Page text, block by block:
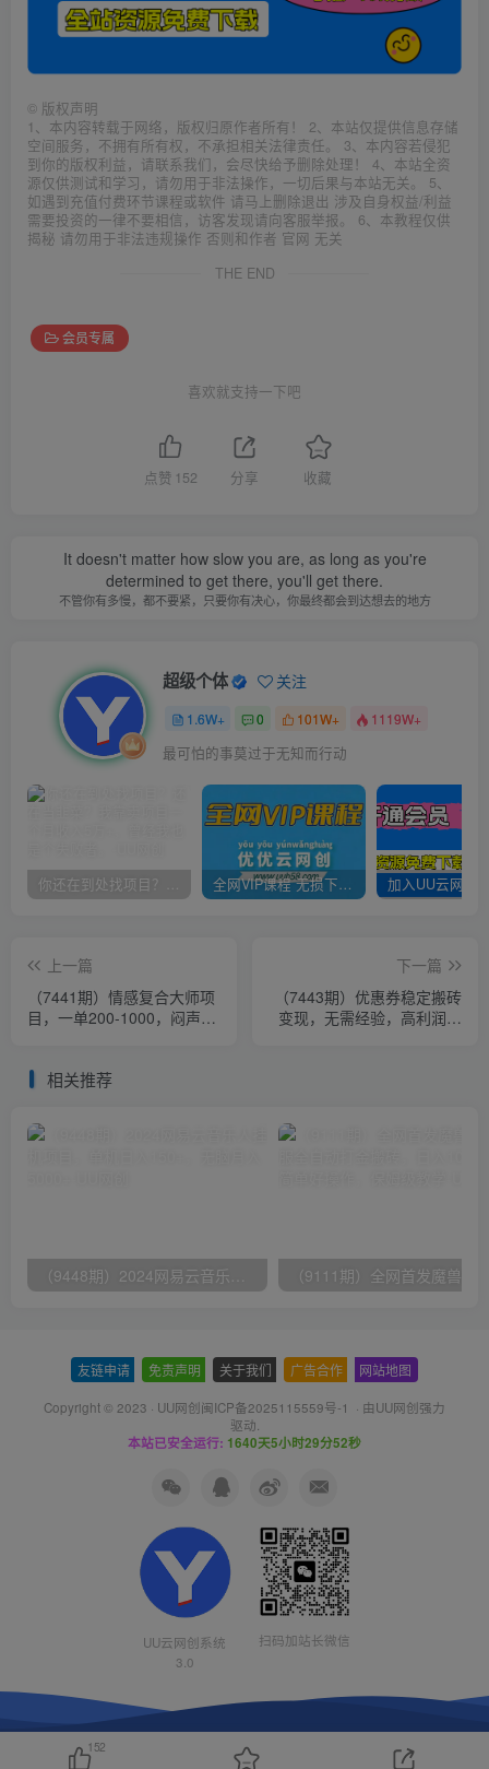
© 版权声明
1、本内容转载于网络，版权归原作者所有！ 2、本站仅提供信息存储
空间服务，不拥有所有权，不承担相关法律责任。 3、本内容若侵犯
到你的版权利益，请联系我们，会尽快给予删除处理！ 4、本站全资
源仅供测试和学习，请勿用于非法操作，一切后果与本站无关。 5、
如遇到充值付费环节课程或软件 请马上删除退出 涉及自身权益/利益
需要投资的一律不要相信，访客发现请向客服举报。 6、本教程仅供
揭秘 请勿用于非法违规操作 否则和作者 官网 无关
THE END
会员专属
喜欢就支持一下吧
点赞 152 分享 收藏
It doesn't matter how slow you are, as long as you're
determined to get there, you'll get there.
不管你有多慢，都不要紧，只要你有决心，你最终都会到达想去的地方
超级个体 关注
1.6W+ 0 101W+ 1119W+
最可怕的事莫过于无知而行动
你还在到处找项目？还在当韭菜？我靠卖项目一个月收入5万+，曾经我也是个失败者。 全网VIP课程 无损下载~
上一篇
（7441期）情感复合大师项
目，一单200-1000，闷声发
下一篇
（7443期）优惠券稳定搬砖
变现，无需经验，高利润，
相关推荐
友链申请 免责声明 关于我们 广告合作 网站地图
Copyright © 2023 · UU网创闽ICP备2025115559号-1 · 由UU网创强力
驱动.
本站已安全运行: 1640天5小时29分52秒
UU云网创系统
3.0
扫码加站长微信
152